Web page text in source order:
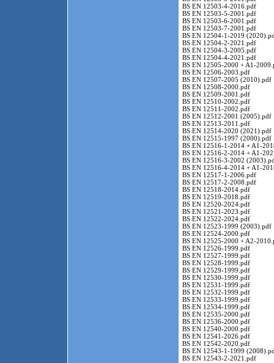
BS EN 12503-4-2016.pdf
BS EN 12503-5-2001.pdf
BS EN 12503-6-2001.pdf
BS EN 12503-7-2001.pdf
BS EN 12504-1-2019
BS EN 12504-2-2021.pdf
BS EN 12504-3-2005.pdf
BS EN 12504-4-2021.pdf
BS EN 12505-2000 + A1-
BS EN 12506-2003.pdf
BS EN 12507-2005 (2010).pdf
BS EN 12508-2000.pdf
BS EN 12509-2001.pdf
BS EN 12510-2002.pdf
BS EN 12511-2002.pdf
BS EN 12512-2001 (2005).pdf
BS EN 12513-2011.pdf
BS EN 12514-2020 (2021).pdf
BS EN 12515-1997 (2000).pdf
BS EN 12516-1-2014 + A1-
BS EN 12516-2-2014 + A1-
BS EN 12516-3-2002
BS EN 12516-4-2014 + A1-
BS EN 12517-1-2006.pdf
BS EN 12517-2-2008.pdf
BS EN 12518-2014.pdf
BS EN 12519-2018.pdf
BS EN 12520-2024.pdf
BS EN 12521-2023.pdf
BS EN 12522-2024.pdf
BS EN 12523-1999 (2003).pdf
BS EN 12524-2000.pdf
BS EN 12525-2000 + A2-
BS EN 12526-1999.pdf
BS EN 12527-1999.pdf
BS EN 12528-1999.pdf
BS EN 12529-1999.pdf
BS EN 12530-1999.pdf
BS EN 12531-1999.pdf
BS EN 12532-1999.pdf
BS EN 12533-1999.pdf
BS EN 12534-1999.pdf
BS EN 12535-2000.pdf
BS EN 12536-2000.pdf
BS EN 12540-2000.pdf
BS EN 12541-2026.pdf
BS EN 12542-2020.pdf
BS EN 12543-1-1999
BS EN 12543-2-2021.pdf